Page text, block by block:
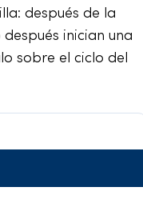
después de la
inician una
sobre el ciclo del